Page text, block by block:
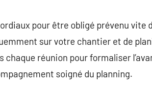
pour être obligé prévenu
sur votre chantier et de
chaque réunion pour formaliser
soigné du planning.